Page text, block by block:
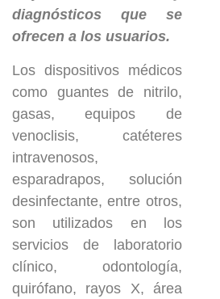
diagnósticos que se
ofrecen a los usuarios.
Los dispositivos médicos
como guantes de nitrilo,
gasas, equipos de
venoclisis, catéteres
intravenosos,
esparadrapos, solución
desinfectante, entre otros,
son utilizados en los
servicios de laboratorio
clínico, odontología,
quirófano, rayos X, área